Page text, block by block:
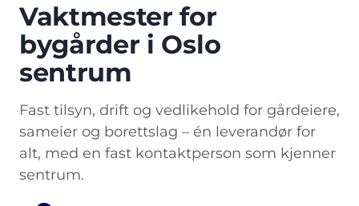
Vaktmester for
bygårder i Oslo
sentrum
Fast tilsyn, drift og vedlikehold for gårdeiere,
sameier og borettslag – én leverandør for
alt, med en fast kontaktperson som kjenner
sentrum.